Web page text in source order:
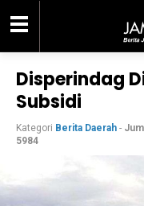
Disperindag
Subsidi
Kategori Berita Daerah -
5984